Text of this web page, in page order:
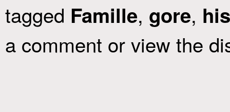
tagged Famille, gore,
a comment or view the